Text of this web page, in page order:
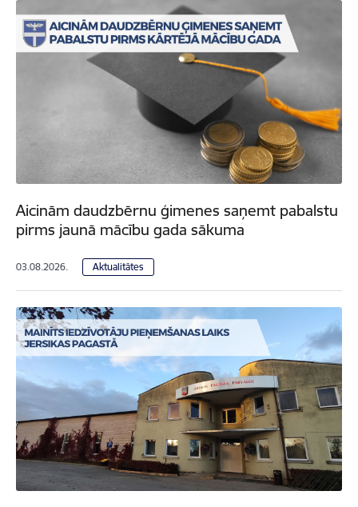
Aicinām daudzbērnu ģimenes saņemt pabalstu
pirms jaunā mācību gada sākuma
03.08.2026. Aktualitātes